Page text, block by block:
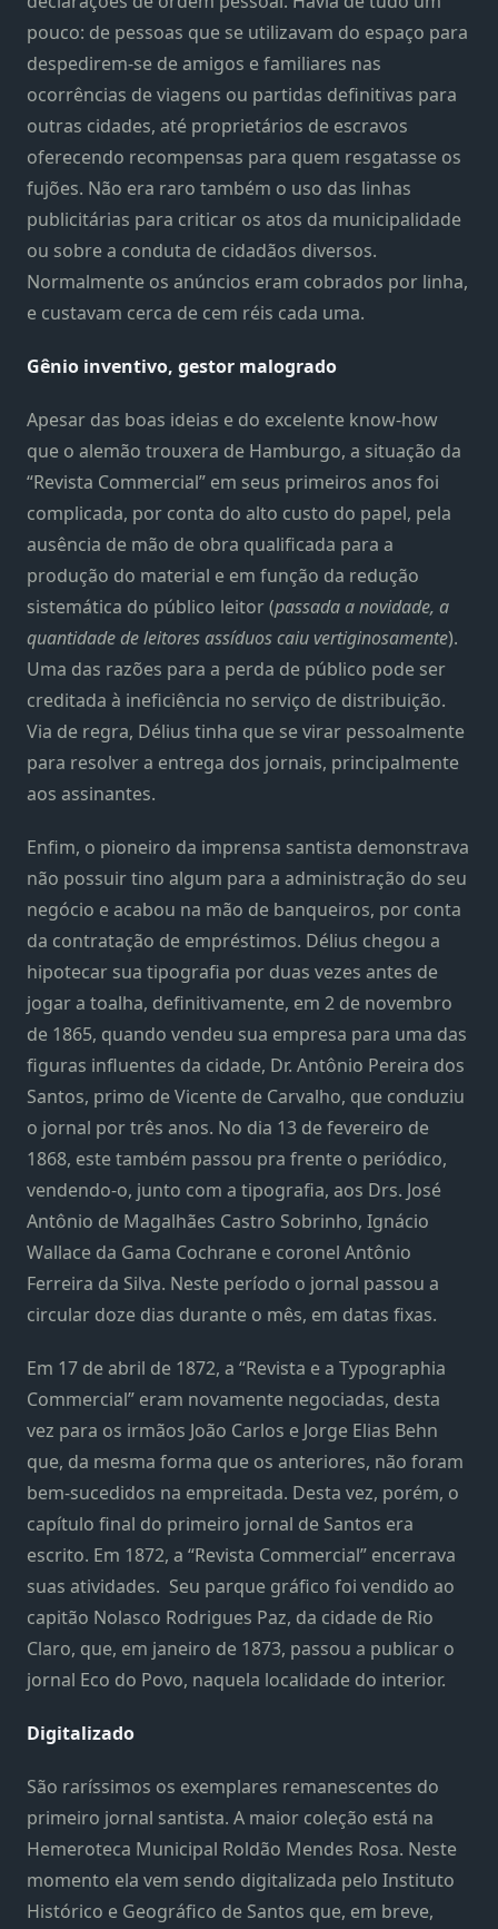
pouco: de pessoas que se utilizavam do espaço para
despedirem-se de amigos e familiares nas
ocorrências de viagens ou partidas definitivas para
outras cidades, até proprietários de escravos
oferecendo recompensas para quem resgatasse os
fujões. Não era raro também o uso das linhas
publicitárias para criticar os atos da municipalidade
ou sobre a conduta de cidadãos diversos.
Normalmente os anúncios eram cobrados por linha,
e custavam cerca de cem réis cada uma.
Gênio inventivo, gestor malogrado
Apesar das boas ideias e do excelente know-how
que o alemão trouxera de Hamburgo, a situação da
“Revista Commercial” em seus primeiros anos foi
complicada, por conta do alto custo do papel, pela
ausência de mão de obra qualificada para a
produção do material e em função da redução
sistemática do público leitor (passada a novidade, a
quantidade de leitores assíduos caiu vertiginosamente).
Uma das razões para a perda de público pode ser
creditada à ineficiência no serviço de distribuição.
Via de regra, Délius tinha que se virar pessoalmente
para resolver a entrega dos jornais, principalmente
aos assinantes.
Enfim, o pioneiro da imprensa santista demonstrava
não possuir tino algum para a administração do seu
negócio e acabou na mão de banqueiros, por conta
da contratação de empréstimos. Délius chegou a
hipotecar sua tipografia por duas vezes antes de
jogar a toalha, definitivamente, em 2 de novembro
de 1865, quando vendeu sua empresa para uma das
figuras influentes da cidade, Dr. Antônio Pereira dos
Santos, primo de Vicente de Carvalho, que conduziu
o jornal por três anos. No dia 13 de fevereiro de
1868, este também passou pra frente o periódico,
vendendo-o, junto com a tipografia, aos Drs. José
Antônio de Magalhães Castro Sobrinho, Ignácio
Wallace da Gama Cochrane e coronel Antônio
Ferreira da Silva. Neste período o jornal passou a
circular doze dias durante o mês, em datas fixas.
Em 17 de abril de 1872, a “Revista e a Typographia
Commercial” eram novamente negociadas, desta
vez para os irmãos João Carlos e Jorge Elias Behn
que, da mesma forma que os anteriores, não foram
bem-sucedidos na empreitada. Desta vez, porém, o
capítulo final do primeiro jornal de Santos era
escrito. Em 1872, a “Revista Commercial” encerrava
suas atividades. Seu parque gráfico foi vendido ao
capitão Nolasco Rodrigues Paz, da cidade de Rio
Claro, que, em janeiro de 1873, passou a publicar o
jornal Eco do Povo, naquela localidade do interior.
Digitalizado
São raríssimos os exemplares remanescentes do
primeiro jornal santista. A maior coleção está na
Hemeroteca Municipal Roldão Mendes Rosa. Neste
momento ela vem sendo digitalizada pelo Instituto
Histórico e Geográfico de Santos que, em breve,